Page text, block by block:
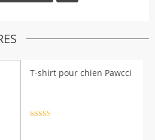
T-shirt pour chien Pawcci